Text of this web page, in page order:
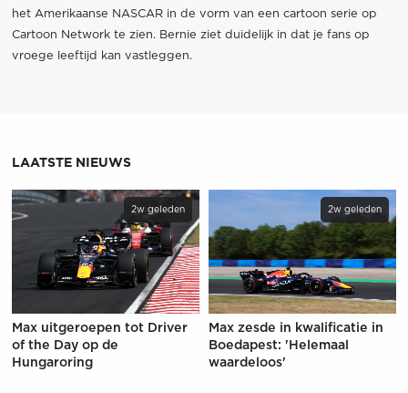
het Amerikaanse NASCAR in de vorm van een cartoon serie op
Cartoon Network te zien. Bernie ziet duidelijk in dat je fans op
vroege leeftijd kan vastleggen.
LAATSTE NIEUWS
2w geleden
Max uitgeroepen tot Driver
of the Day op de
Hungaroring
2w geleden
Max zesde in kwalificatie in
Boedapest: 'Helemaal
waardeloos'